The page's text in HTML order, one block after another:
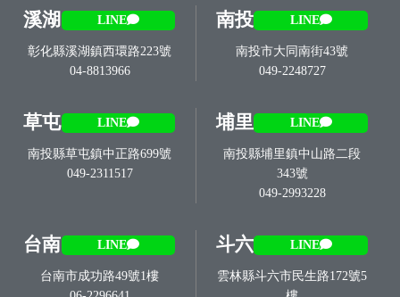
溪湖 LINE
彰化縣溪湖鎮西環路223號
04-8813966
南投 LINE
南投市大同南街43號
049-2248727
草屯 LINE
南投縣草屯鎮中正路699號
049-2311517
埔里 LINE
南投縣埔里鎮中山路二段
343號
049-2993228
台南 LINE
台南市成功路49號1樓
斗六 LINE
雲林縣斗六市民生路172號5